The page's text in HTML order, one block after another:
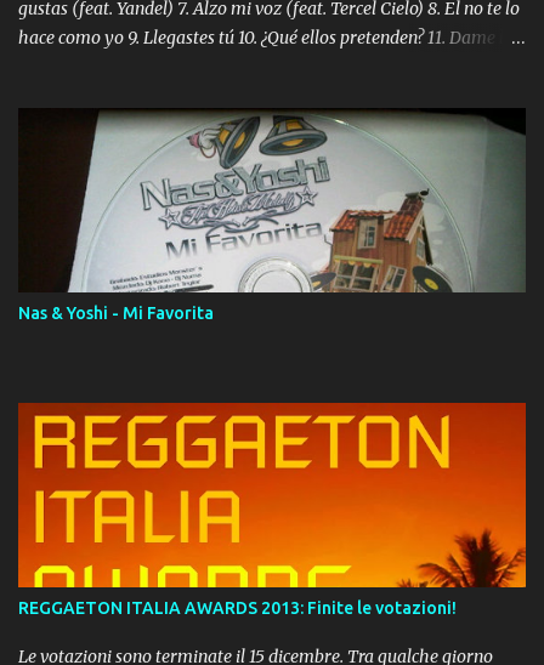
gustas (feat. Yandel) 7. Alzo mi voz (feat. Tercel Cielo) 8. El no te lo
hace como yo 9. Llegastes tú 10. ¿Qué ellos pretenden? 11. Dame la
Digital Booklet – Invicto ----------------------------- Nota:
Album proposto al massimo della qualità in formato iTunes Plus
AAC M4A; comprato su iTunes e a disposizione vostra per il
download. REGGAETON ITALIA Nosotros Somos Los Del
Momento!
Nas & Yoshi - Mi Favorita
REGGAETON ITALIA AWARDS 2013: Finite le votazioni!
Le votazioni sono terminate il 15 dicembre. Tra qualche giorno